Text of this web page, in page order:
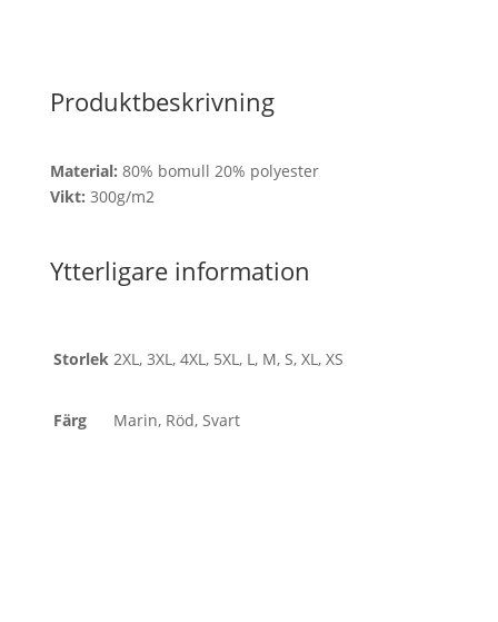
Produktbeskrivning
Material: 80% bomull 20% polyester
Vikt: 300g/m2
Ytterligare information
Storlek 2XL, 3XL, 4XL, 5XL, L, M, S, XL, XS
Färg Marin, Röd, Svart